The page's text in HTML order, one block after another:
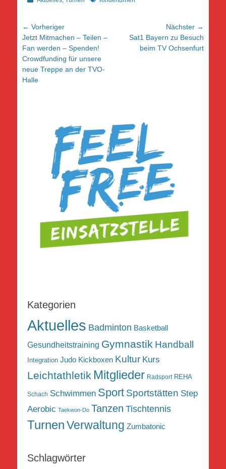
Beitragsnavigation
← Vorheriger
Vorheriger
Beitrag:
Jetzt Mitmachen – Teilen –
Fan werden – Spenden!
Crowdfunding für unsere
neue Treppe an der TVO-
Halle
Nächster →
NächsterSat1 Bayern zu Besuch
beim TV Ochsenfurt
Kategorien
Aktuelles Badminton Basketball
Gesundheitstraining Gymnastik Handball
Integration Judo Kickboxen Kultur Kurs
Leichtathletik Mitglieder Radsport REHA
Schach Schwimmen Sport Sportstätten Step
Aerobic Taekwon-Do Tanzen Tischtennis
TurnenVerwaltung Zumbatonic
Schlagwörter